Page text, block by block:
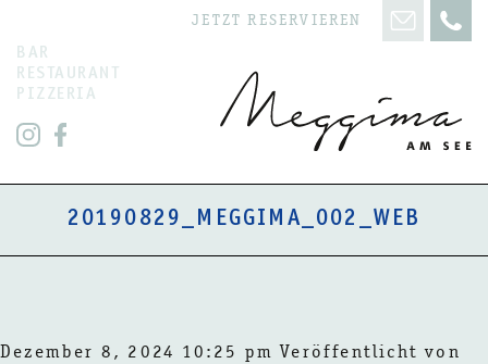
BAR
RESTAURANT
PIZZERIA
JETZT RESERVIEREN
20190829_MEGGIMA_002_WEB
Dezember 8, 2024 10:25 pm Veröffentlicht von